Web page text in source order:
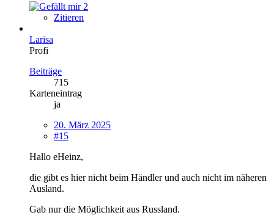
2
Zitieren
Larisa
Profi
Beiträge
715
Karteneintrag
ja
20. März 2025
#15
Hallo eHeinz,
die gibt es hier nicht beim Händler und auch nicht im näheren
Ausland.
Gab nur die Möglichkeit aus Russland.